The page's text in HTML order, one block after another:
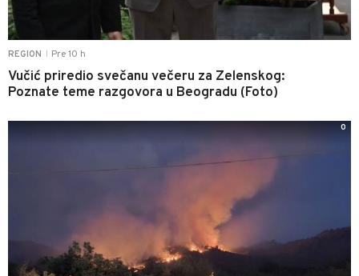
REGION Pre 10 h
Vučić priredio svečanu večeru za Zelenskog:
Poznate teme razgovora u Beogradu (Foto)
0